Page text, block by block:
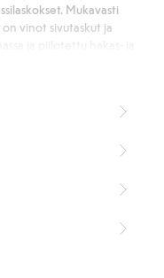
Mukavasti
vinot sivutaskut ja
polyesteristä.